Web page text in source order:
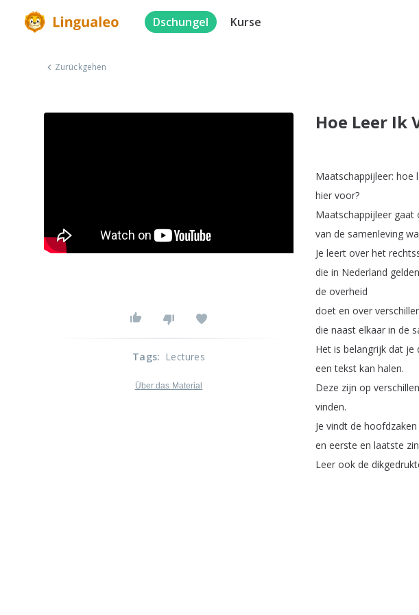
Dschungel Kurse
Zurückgehen
Hoe Leer Ik
Maatschappijleer: hoe
hier voor?
Maatschappijleer gaat
van de samenleving
Je leert over het
die in Nederland gelden
de overheid
doet en over
die naast elkaar in de
Het is belangrijk dat je
een tekst kan halen.
Deze zijn op
vinden.
Je vindt de hoofdzaken
en eerste en laatste
Leer ook de
Tags: Lectures
Über das Material